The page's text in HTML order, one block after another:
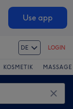
Use app
DE LOGIN
KOSMETIK MASSAGE